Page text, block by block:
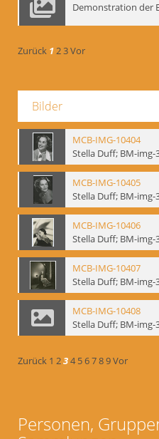
Zurück 123Vor
Bilder
MCB-IMG-10404
Stella Duff; BM-img-
MCB-IMG-10405
Stella Duff; BM-img-
MCB-IMG-10406
Stella Duff; BM-img-
MCB-IMG-10407
Stella Duff; BM-img-
MCB-IMG-10408
Stella Duff; BM-img-
Zurück 1 234 56789Vor
Personen,